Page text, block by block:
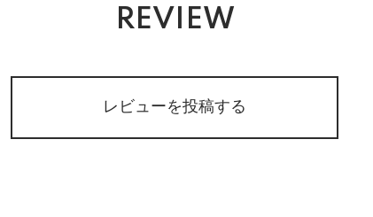
REVIEW
レビューを投稿する